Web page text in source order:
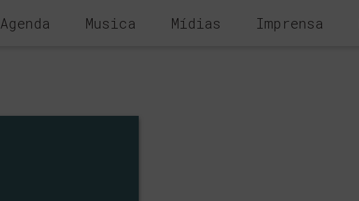
Agenda Musica Mídias Imprensa